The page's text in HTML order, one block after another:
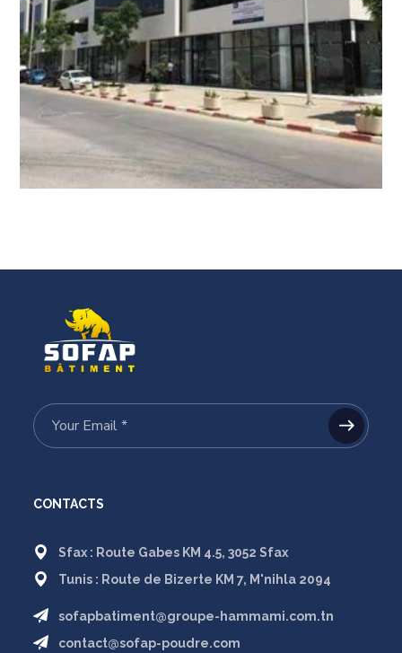
CONTACTS
Sfax : Route Gabes KM 4.5, 3052 Sfax
Tunis : Route de Bizerte KM 7, M'nihla 2094
sofapbatiment@groupe-hammami.com.tn
contact@sofap-poudre.com